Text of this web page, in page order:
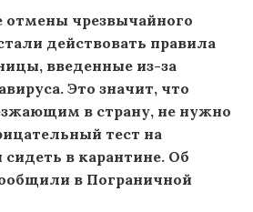
отмены чрезвычайного
действовать правила
введенные из-за
Это значит, что
в страну, не нужно
тест на
в карантине. Об
в Пограничной